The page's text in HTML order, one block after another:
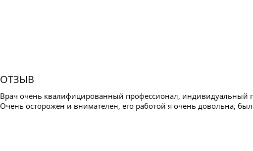
ОТЗЫВ
Врач очень квалифицированный профессионал, индивидуальный
Очень осторожен и внимателен, его работой я очень довольна,